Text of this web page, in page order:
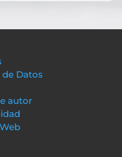
Datos
autor